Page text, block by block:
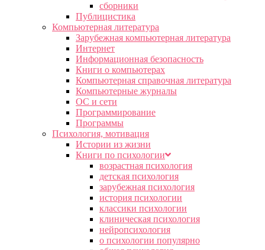
сборники
Публицистика
Компьютерная литература
Зарубежная компьютерная литература
Интернет
Информационная безопасность
Книги о компьютерах
Компьютерная справочная литература
Компьютерные журналы
ОС и сети
Программирование
Программы
Психология, мотивация
Истории из жизни
Книги по психологии
возрастная психология
детская психология
зарубежная психология
история психологии
классики психологии
клиническая психология
нейропсихология
о психологии популярно